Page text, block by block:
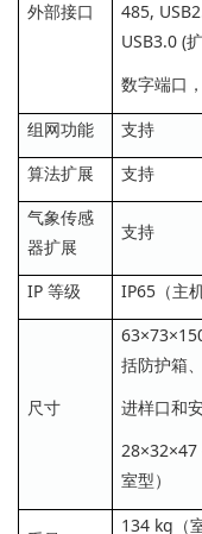
外部接口
485,
USB3.0 (
数字端口
组网功能
支持
算法扩展
支持
气象传感
器扩展
支持
IP 等级 IP65（主
尺寸
括防护箱、
进样口和
室型）
134 kg（